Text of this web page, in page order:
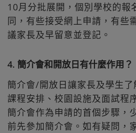
10月分批展開，個別學校的報
同，有些接受網上申請，有些
議家長及早留意並登記。
4. 簡介會和開放日有什麼作用？
簡介會/開放日讓家長及學生了
課程安排、校園設施及面試程
簡介會作為申請的首個步驟，
前先參加簡介會。如有疑問，